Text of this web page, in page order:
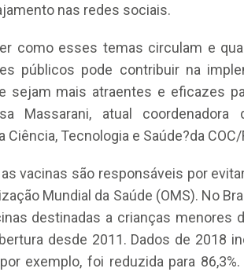
nas redes sociais.
como esses temas circulam e
públicos pode contribuir na
sejam mais atraentes e eficazes
Massarani, atual
Ciência, Tecnologia e Saúde?da
vacinas são responsáveis por
Mundial da Saúde (OMS). No
destinadas a crianças menores
desde 2011. Dados de 2018
exemplo, foi reduzida para